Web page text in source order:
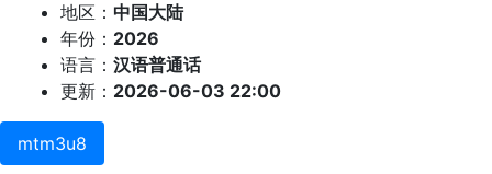
地区： 中国大陆
年份： 2026
语言： 汉语普通话
更新： 2026-06-03 22:00
mtm3u8